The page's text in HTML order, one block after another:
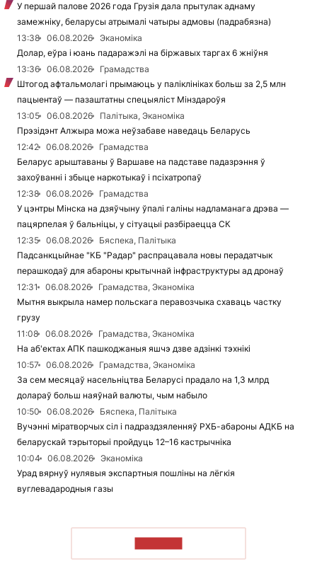
У першай палове 2026 года Грузія дала прытулак аднаму
замежніку, беларусы атрымалі чатыры адмовы (падрабязна)
13:38
06.08.2026
Эканоміка
Долар, еўра і юань падаражэлі на біржавых таргах 6 жніўня
13:36
06.08.2026
Грамадства
Штогод афтальмолагі прымаюць у паліклініках больш за 2,5 млн
пацыентаў — пазаштатны спецыяліст Мінздароўя
13:05
06.08.2026
Палітыка, Эканоміка
Прэзідэнт Алжыра можа неўзабаве наведаць Беларусь
12:42
06.08.2026
Грамадства
Беларус арыштаваны ў Варшаве на падставе падазрэння ў
захоўванні і збыце наркотыкаў і псіхатропаў
12:38
06.08.2026
Грамадства
У цэнтры Мінска на дзяўчыну ўпалі галіны надламанага дрэва —
пацярпелая ў бальніцы, у сітуацыі разбіраецца СК
12:35
06.08.2026
Бяспека, Палітыка
Падсанкцыйнае "КБ "Радар" распрацавала новы перадатчык
перашкодаў для абароны крытычнай інфраструктуры ад дронаў
12:31
06.08.2026
Грамадства, Эканоміка
Мытня выкрыла намер польскага перавозчыка схаваць частку
грузу
11:08
06.08.2026
Грамадства, Эканоміка
На аб'ектах АПК пашкоджаныя яшчэ дзве адзінкі тэхнікі
10:57
06.08.2026
Грамадства, Эканоміка
За сем месяцаў насельніцтва Беларусі прадало на 1,3 млрд
долараў больш наяўнай валюты, чым набыло
10:50
06.08.2026
Бяспека, Палітыка
Вучэнні міратворчых сіл і падраздзяленняў РХБ-абароны АДКБ на
беларускай тэрыторыі пройдуць 12–16 кастрычніка
10:04
06.08.2026
Эканоміка
Урад вярнуў нулявыя экспартныя пошліны на лёгкія
вуглевадародныя газы